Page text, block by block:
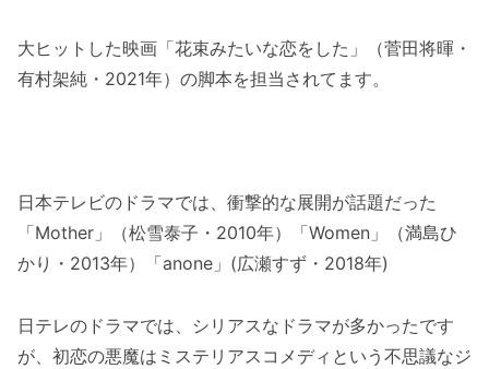
大ヒットした映画「花束みたいな恋をした」（菅田将暉・
有村架純・2021年）の脚本を担当されてます。
日本テレビのドラマでは、衝撃的な展開が話題だった
「Mother」（松雪泰子・2010年）「Women」（満島ひ
かり・2013年）「anone」(広瀬すず・2018年)
日テレのドラマでは、シリアスなドラマが多かったです
が、初恋の悪魔はミステリアスコメディという不思議なジ